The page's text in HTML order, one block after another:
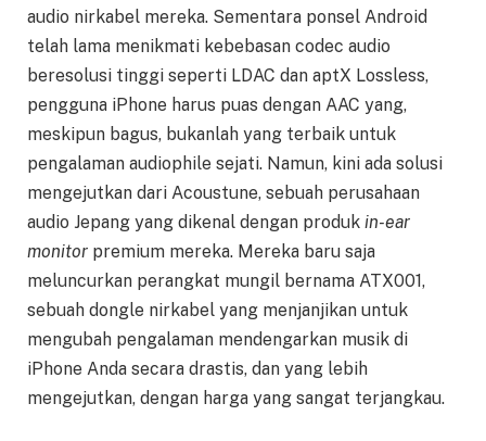
audio nirkabel mereka. Sementara ponsel Android
telah lama menikmati kebebasan codec audio
beresolusi tinggi seperti LDAC dan aptX Lossless,
pengguna iPhone harus puas dengan AAC yang,
meskipun bagus, bukanlah yang terbaik untuk
pengalaman audiophile sejati. Namun, kini ada solusi
mengejutkan dari Acoustune, sebuah perusahaan
audio Jepang yang dikenal dengan produk in-ear
monitor premium mereka. Mereka baru saja
meluncurkan perangkat mungil bernama ATX001,
sebuah dongle nirkabel yang menjanjikan untuk
mengubah pengalaman mendengarkan musik di
iPhone Anda secara drastis, dan yang lebih
mengejutkan, dengan harga yang sangat terjangkau.